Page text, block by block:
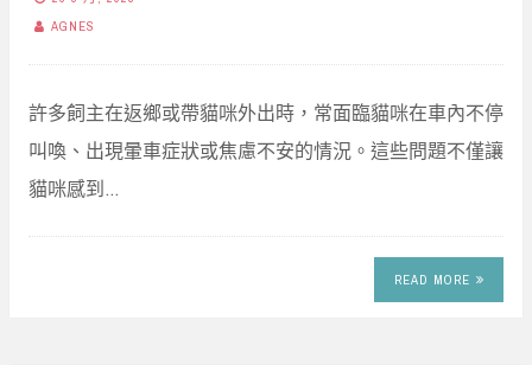
AGNES
許多飼主在返鄉或帶貓咪外出時，常面臨貓咪在車內不停
叫喚、出現暈車症狀或焦慮不安的情況。​這些問題不僅讓
貓咪感到…
READ MORE